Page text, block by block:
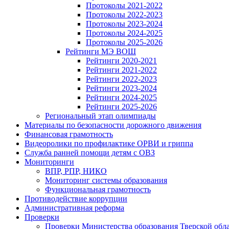
Протоколы 2021-2022
Протоколы 2022-2023
Протоколы 2023-2024
Протоколы 2024-2025
Протоколы 2025-2026
Рейтинги МЭ ВОШ
Рейтинги 2020-2021
Рейтинги 2021-2022
Рейтинги 2022-2023
Рейтинги 2023-2024
Рейтинги 2024-2025
Рейтинги 2025-2026
Региональный этап олимпиады
Материалы по безопасности дорожного движения
Финансовая грамотность
Видеоролики по профилактике ОРВИ и гриппа
Служба ранней помощи детям с ОВЗ
Мониторинги
ВПР, РПР, НИКО
Мониторинг системы образования
Функциональная грамотность
Противодействие коррупции
Административная реформа
Проверки
Проверки Министерства образования Тверской